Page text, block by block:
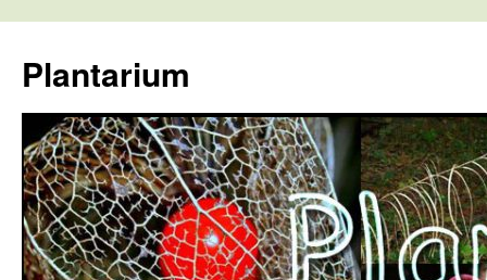
tartalomba
Plantarium